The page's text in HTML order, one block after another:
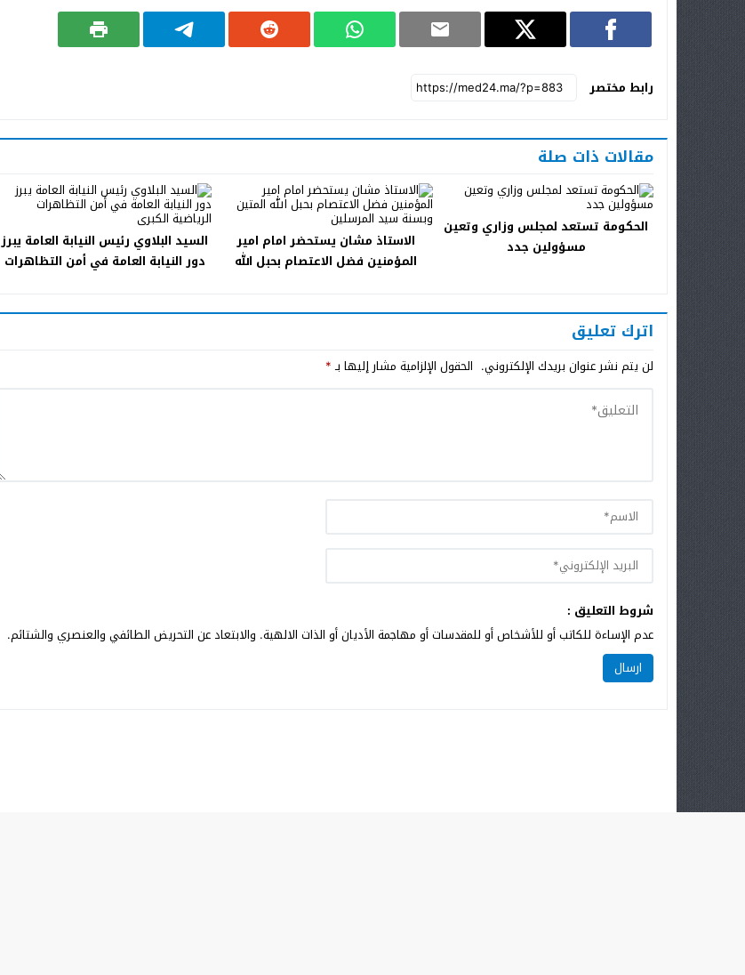
رابط مختصر
مقالات ذات صلة
الحكومة تستعد لمجلس وزاري وتعين
مسؤولين جدد
الاستاذ مشان يستحضر امام امير
المؤمنين فضل الاعتصام بحبل الله
السيد البلاوي رئيس النيابة العامة يبرز
دور النيابة العامة في أمن التظاهرات
اترك تعليق
لن يتم نشر عنوان بريدك الإلكتروني. الحقول الإلزامية مشار إليها بـ*
شروط التعليق :
عدم الإساءة للكاتب أو للأشخاص أو للمقدسات أو مهاجمة الأديان أو الذات الالهية. والابتعاد عن التحريض الطائفي والعنصري والشتائم.